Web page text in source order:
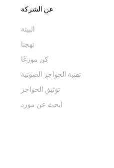
عن الشركة
البيئة
نهجنا
كن موزعًا
تقنية الحواجز الصوتية
توثيق الحواجز
ابحث عن مورد